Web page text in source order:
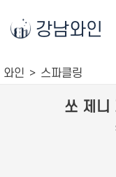
강남와인
와인 스파클링
쏘 제니